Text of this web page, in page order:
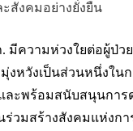
สังคมอย่างยั่งยืน
ความห่วงใยต่อผู้ป่ว
งหวังเป็นส่วนหนึ่งใน
ละพร้อมสนับสนุนการ
วมสร้างสังคมแห่งกา